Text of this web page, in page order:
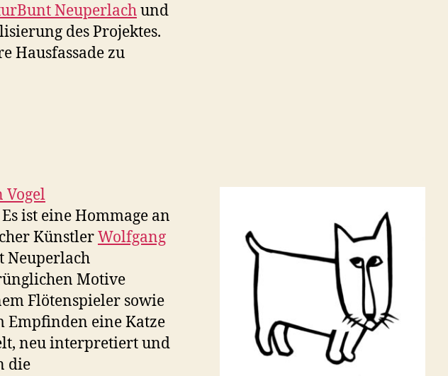
Neuperlachund
des Projektes.
Hausfassade zu
Vogel
ist eine Hommage an
KünstlerWolfgang
Neuperlach
Motive
Flötenspieler sowie
Empfinden eine Katze
neu interpretiert und
die